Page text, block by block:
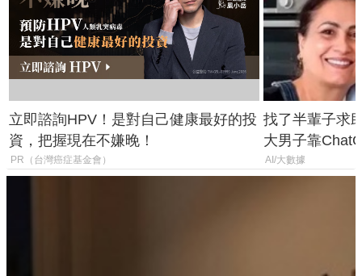
立即諮詢HPV！是對自己健康最好的投
資，把握現在不嫌晚！
PR（台灣癌症基金會）
找了半輩子求
大男子靠
年家人
AI/大數據